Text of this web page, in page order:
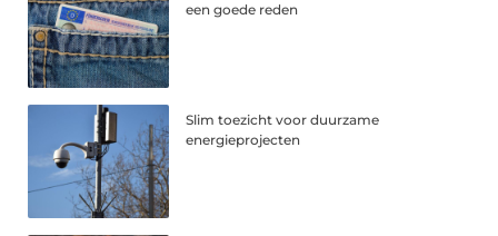
een goede reden
Slim toezicht voor duurzame
energieprojecten